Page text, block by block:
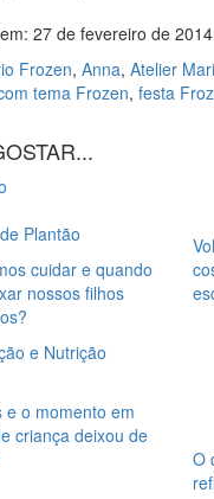
27 de fevereiro de 2014
Frozen, Anna, Atelier
tema Frozen, festa
Plantão
cuidar e quando
nossos filhos
e Nutrição
e o momento em
criança deixou de
O